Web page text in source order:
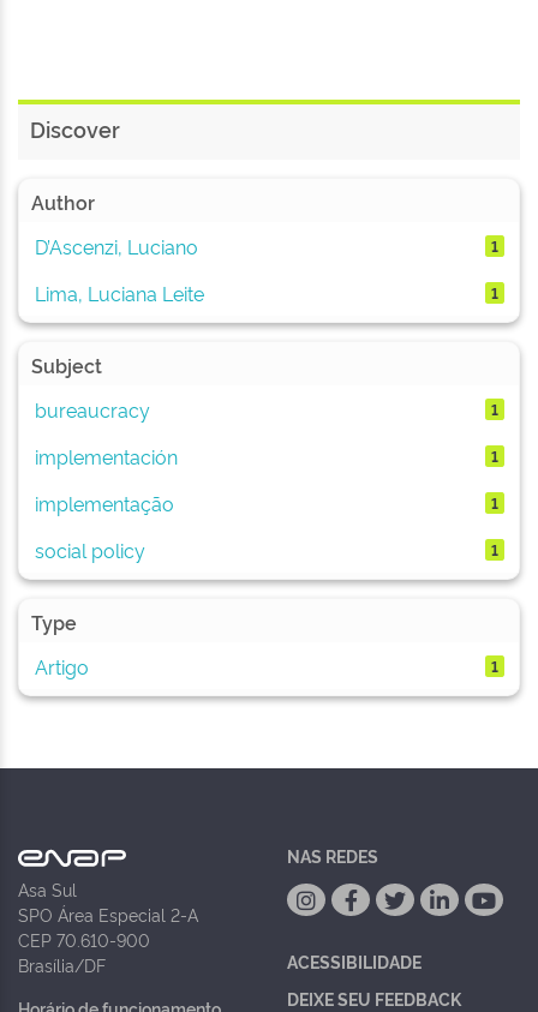
Discover
Author
D’Ascenzi, Luciano
1
Lima, Luciana Leite 1
Subject
bureaucracy
1
implementación 1
implementação 1
social policy 1
Type
Artigo
1
Asa Sul
SPO Área Especial 2-A
CEP 70.610-900
Brasília/DF
NAS REDES
ACESSIBILIDADE
DEIXE SEU FEEDBACK